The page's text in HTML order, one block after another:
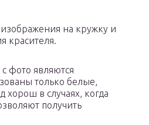
на кружку и
красителя.
фото являются
только белые,
хорош в случаях, когда
получить